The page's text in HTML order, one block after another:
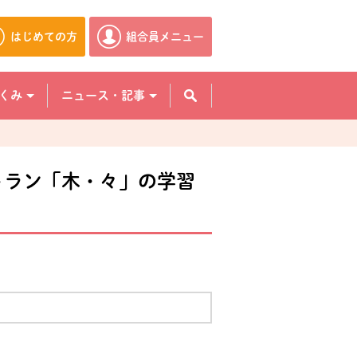
はじめての方
別のウィンドウで開きます。
組合員メニュー
別のウィンドウで開きます。
み ニュース・記事
ン「木・々」の学習